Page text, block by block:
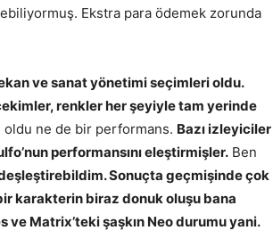
Ekstra para ödemek zorunda
ve sanat yönetimi seçimleri oldu.
renkler her şeyiyle tam yerinde
oldu ne de bir performans. Bazı izleyiciler
performansını eleştirmişler. Ben
Sonuçta geçmişinde çok
karakterin biraz donuk oluşu bana
ve Matrix’teki şaşkın Neo durumu yani.